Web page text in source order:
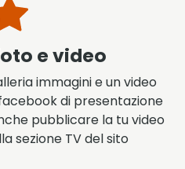
e video
immagini e un video
di presentazione
pubblicare la tu video
sezione TV del sito